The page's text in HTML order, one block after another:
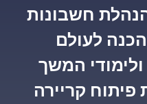
חשבונות
לעולם
המשך
פיתוח קריירה